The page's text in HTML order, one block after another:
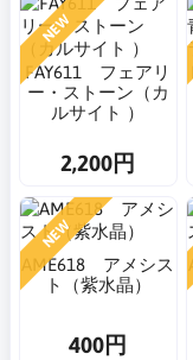
NEW
FAY611 フェアリ
ー・ストーン（カ
ルサイト ）
2,200円
NEW
AME618 アメシス
ト（紫水晶）
400円